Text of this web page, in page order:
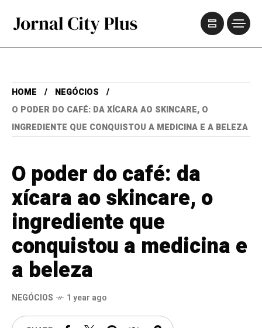
HOME
NEGÓCIOS
O PODER DO CAFÉ: DA XÍCARA AO SKINCARE, O
INGREDIENTE QUE CONQUISTOU A MEDICINA E A BELEZA
O poder do café: da
xícara ao skincare, o
ingrediente que
conquistou a medicina e
a beleza
NEGÓCIOS 1 year ago